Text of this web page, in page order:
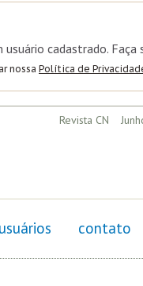
usuário cadastrado. Faça
nossa Política de
Revista CN
usuários contato